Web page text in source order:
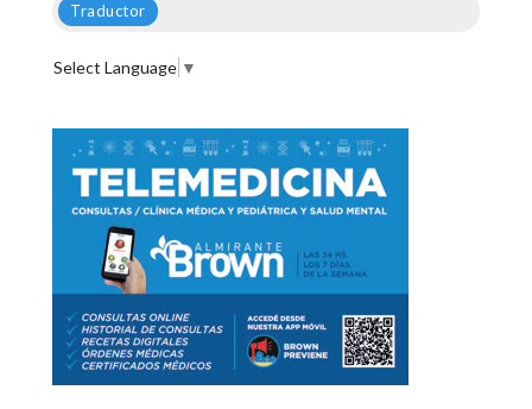
Traductor
Select Language ▼